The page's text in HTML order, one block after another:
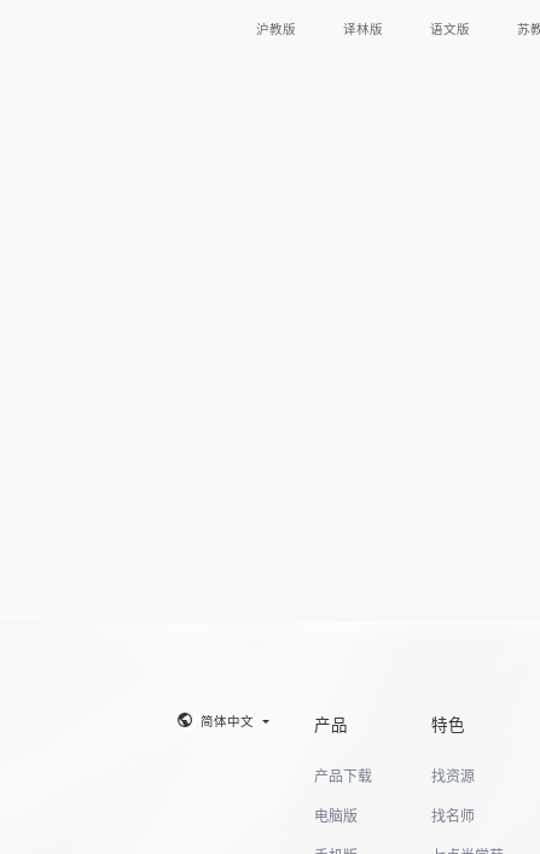
沪教版 译林版 语文版 苏
简体中文 产品
产品下载
电脑版
特色
找资源
找名师